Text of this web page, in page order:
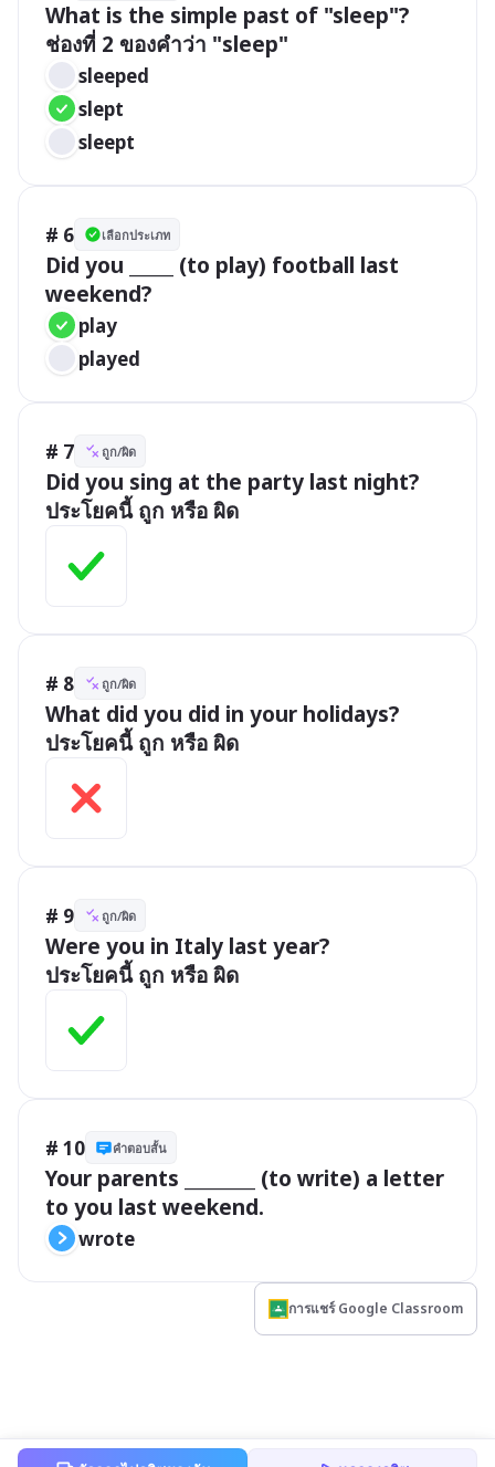
What is the simple past of "sleep"?
ช่องที่ 2 ของคำว่า "sleep"
sleeped
slept
sleept
# 6 เลือกประเภท
Did you _____ (to play) football last
weekend?
play
played
# 7 ถูก/ผิด
Did you sing at the party last night?
ประโยคนี้ ถูก หรือ ผิด
# 8 ถูก/ผิด
What did you did in your holidays?
ประโยคนี้ ถูก หรือ ผิด
# 9 ถูก/ผิด
Were you in Italy last year?
ประโยคนี้ ถูก หรือ ผิด
# 10 คำตอบสั้น
Your parents ________ (to write) a letter
to you last weekend.
wrote
การแชร์ Google Classroom